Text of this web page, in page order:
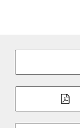
バンド調整可能サイ